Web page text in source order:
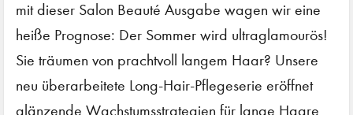
mit dieser Salon Beauté Ausgabe wagen wir eine
heiße Prognose: Der Sommer wird ultraglamourös!
Sie träumen von prachtvoll langem Haar? Unsere
neu überarbeitete Long-Hair-Pflegeserie eröffnet
glänzende Wachstumsstrategien für lange Haare